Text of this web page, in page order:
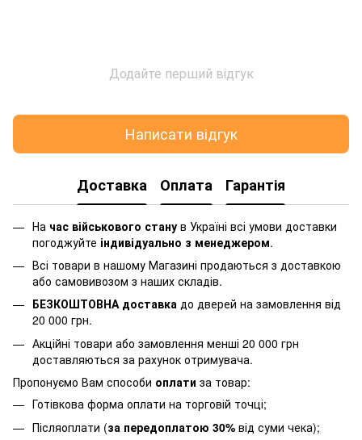
Додайте перший відгук
Написати відгук
Доставка Оплата Гарантія
На час військового стану в Україні всі умови доставки
погоджуйте індивідуально з менеджером.
Всі товари в нашому Магазині продаються з доставкою
або самовивозом з наших складів.
БЕЗКОШТОВНА доставка до дверей на замовлення від
20 000 грн.
Акційні товари або замовлення менші 20 000 грн
доставляються за рахунок отримувача.
Пропонуємо Вам способи оплати за товар:
Готівкова форма оплати на торговій точці;
Післяоплати (за передоплатою 30% від суми чека);